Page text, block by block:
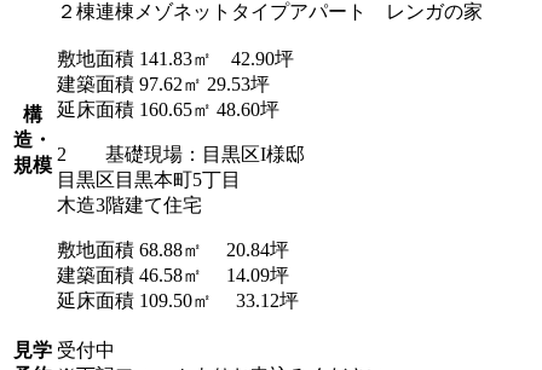
構
造・
規模
２棟連棟メゾネットタイプアパート レンガの家
敷地面積 141.83㎡ 42.90坪
建築面積 97.62㎡ 29.53坪
延床面積 160.65㎡ 48.60坪
2 基礎現場：目黒区I様邸
目黒区目黒本町5丁目
木造3階建て住宅
敷地面積 68.88㎡ 20.84坪
建築面積 46.58㎡ 14.09坪
延床面積 109.50㎡ 33.12坪
見学 受付中